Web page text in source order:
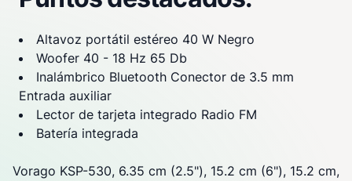
Altavoz portátil estéreo 40 W Negro
Woofer 40 - 18 Hz 65 Db
Inalámbrico Bluetooth Conector de 3.5 mm
Entrada auxiliar
Lector de tarjeta integrado Radio FM
Batería integrada
Vorago KSP-530, 6.35 cm (2.5"), 15.2 cm (6"), 15.2 cm,